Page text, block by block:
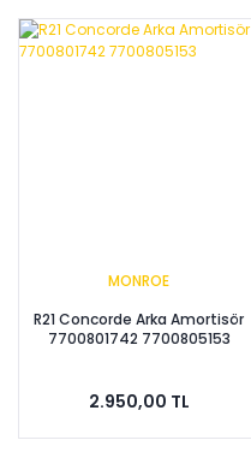
MONROE
R21 Concorde Arka Amortisör
7700801742 7700805153
2.950,00 TL